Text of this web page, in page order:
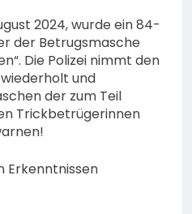
2024, wurde ein 84-
der Betrugsmasche
Die Polizei nimmt den
und
der zum Teil
Trickbetrügerinnen
Erkenntnissen